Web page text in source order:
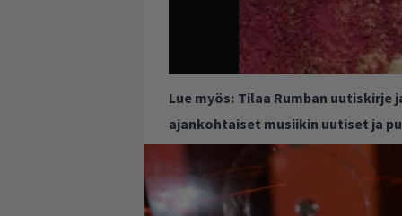
Lue myös: Tilaa Rumban uutiskirje
ajankohtaiset musiikin uutiset ja